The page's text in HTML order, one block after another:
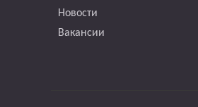
Новости
Вакансии